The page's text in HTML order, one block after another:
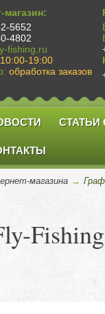
магазин:
5652
4802
fishing.ru
10:00-19:00
обработка заказов
СТАТЬИ
магазина →